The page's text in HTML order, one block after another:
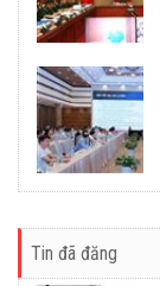
Tin đã đăng